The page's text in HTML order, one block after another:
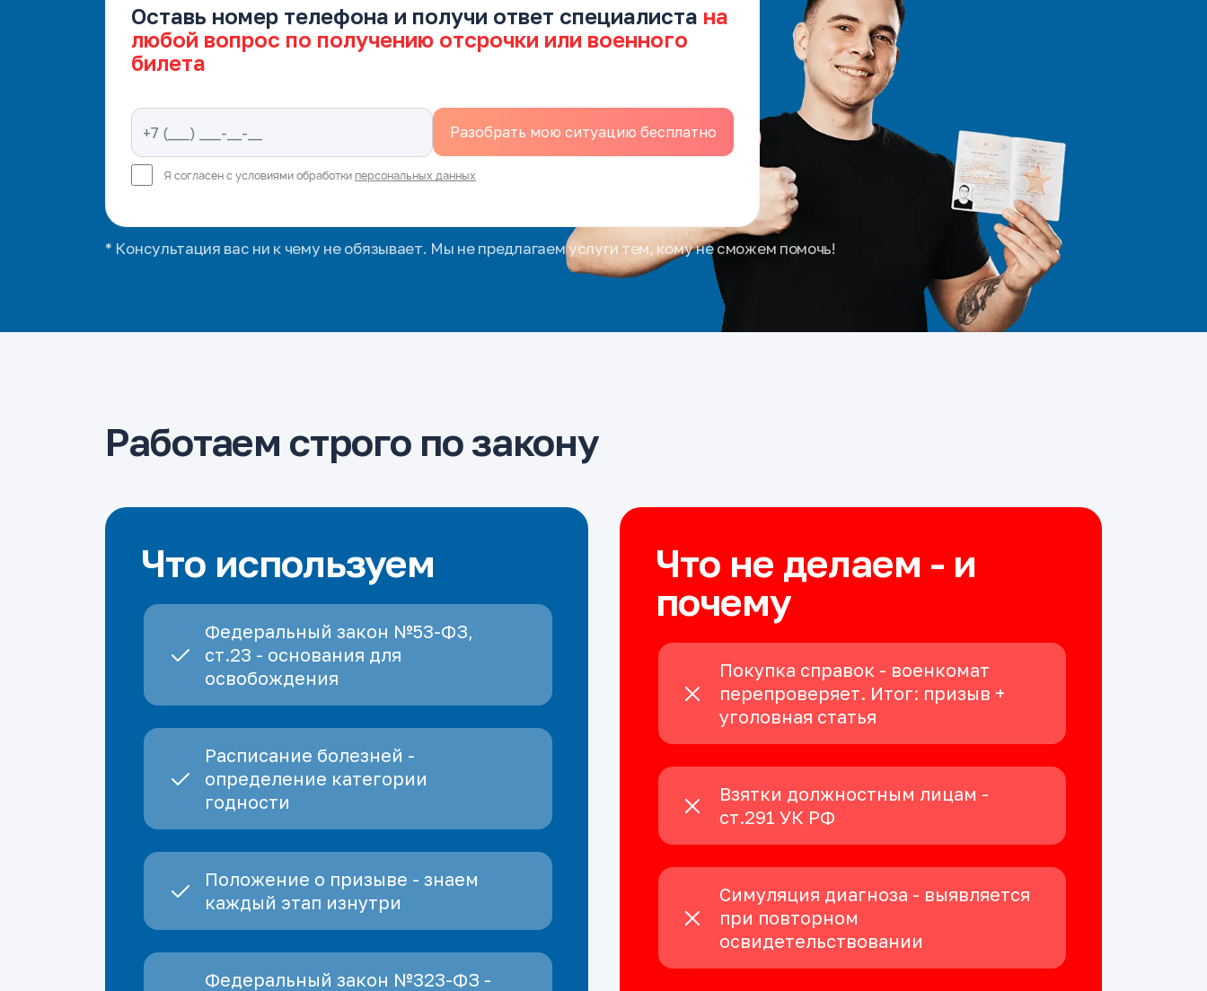
Оставь номер телефона и получи ответ специалиста на
любой вопрос по получению отсрочки или военного
билета
Я согласен с условиями обработки персональных данных
* Консультация вас ни к чему не обязывает. Мы не предлагаем услуги тем, кому не сможем помочь!
Работаем строго по закону
Что используем
Федеральный закон №53-ФЗ,
ст.23 - основания для
освобождения
Расписание болезней -
определение категории
годности
Положение о призыве - знаем
каждый этап изнутри
Федеральный закон №323-ФЗ -
Что не делаем - и
почему
Покупка справок - военкомат
перепроверяет. Итог: призыв +
уголовная статья
Взятки должностным лицам -
ст.291 УК РФ
Симуляция диагноза - выявляется
при повторном
освидетельствовании